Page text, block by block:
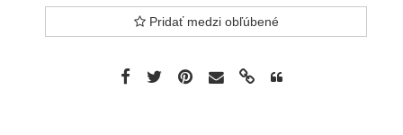
Pridať medzi obľúbené